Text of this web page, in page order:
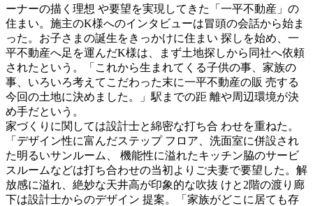
ーナーの描く理想 や要望を実現してきた「一平不動産」の
住まい。施主のK様へのインタビューは冒頭の会話から始ま
った。お子さまの誕生をきっかけに住まい 探しを始め、一
平不動産へ足を運んだK様は、まず土地探しから同社へ依頼
されたという。「これから生まれてくる子供の事、家族の
事、いろいろ考えてこだわった末に一平不動産の販 売する
今回の土地に決めました。」駅までの距 離や周辺環境が決
め手だという。
家づくりに関しては設計士と綿密な打ち合 わせを重ねた。
「デザイン性に富んだステップ フロア、洗面室に併設され
た明るいサンルーム、 機能性に溢れたキッチン脇のサービ
スルームなどは打ち合わせの当初よりご夫妻で要望した。解
放感に溢れ、絶妙な天井高が印象的な吹抜 けと2階の渡り廊
下は設計士からのデザイン 提案。「家族がどこに居ても存